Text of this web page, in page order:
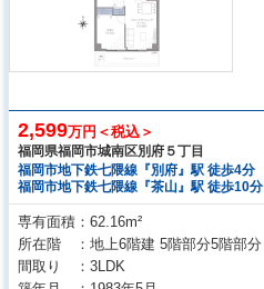
2,599万円＜税込＞
福岡県福岡市城南区別府５丁目
福岡市地下鉄七隈線『別府』駅 徒歩4分
福岡市地下鉄七隈線『茶山』駅 徒歩10分
専有面積
62.16m²
所在階
地上6階建 5階部分5階部分
間取り
3LDK